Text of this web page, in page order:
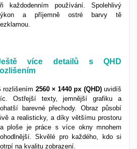
každodenním používání. Spolehlivý
a příjemně ostré barvy tě
více detailů s QHD
rozlišením 2560 × 1440 px (QHD)uvidíš
Ostřejší texty, jemnější grafiku a
barevné přechody. Obraz působí
a realisticky, a díky většímu prostoru
ploše je práce s více okny mnohem
Skvělé pro každého, kdo si
na kvalitu zobrazení.